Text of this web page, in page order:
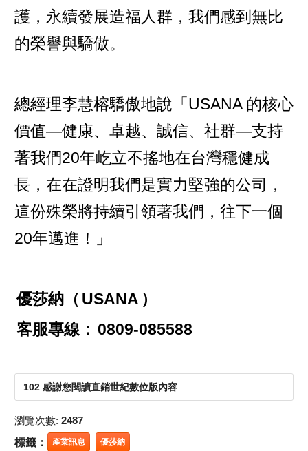
護，永續發展造福人群，我們感到無比
的榮譽與驕傲。
總經理李慧榕驕傲地說「USANA 的核心
價值—健康、卓越、誠信、社群—支持
著我們20年屹立不搖地在台灣穩健成
長，在在證明我們是實力堅強的公司，
這份殊榮將持續引領著我們，往下一個
20年邁進！」
優莎納（ USANA ）
客服專線： 0809-085588
102 感謝您閱讀直銷世紀數位版內容
瀏覽次數: 2487
標籤： 產業訊息 優莎納